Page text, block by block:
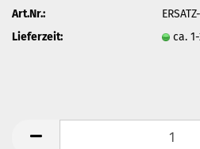
Art.Nr.:
Lieferzeit:
ca.